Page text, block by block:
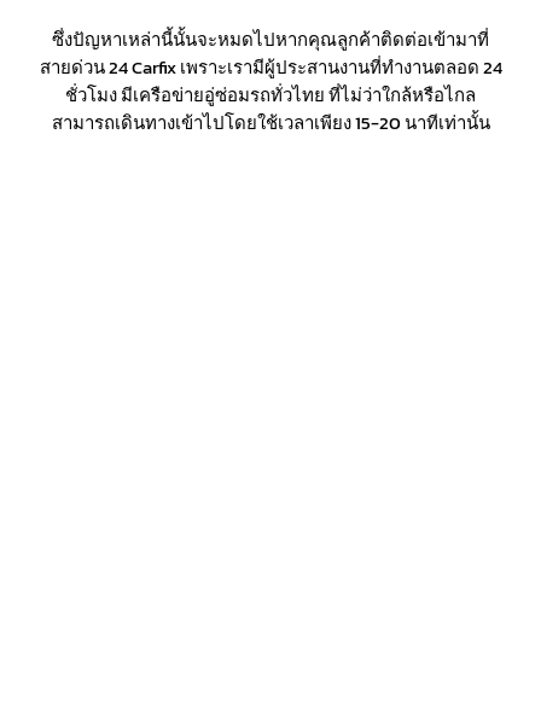
ซึ่งปัญหาเหล่านี้นั้นจะหมดไปหากคุณลูกค้าติดต่อเข้ามาที่
สายด่วน 24 Carfix เพราะเรามีผู้ประสานงานที่ทำงานตลอด 24
ชั่วโมง มีเครือข่ายอู่ซ่อมรถทั่วไทย ที่ไม่ว่าใกล้หรือไกล
สามารถเดินทางเข้าไปโดยใช้เวลาเพียง 15-20 นาทีเท่านั้น